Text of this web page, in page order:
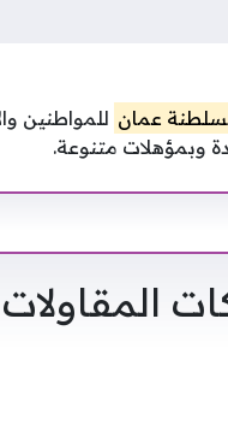
عمان للمواطنين
وبمؤهلات متنوعة.